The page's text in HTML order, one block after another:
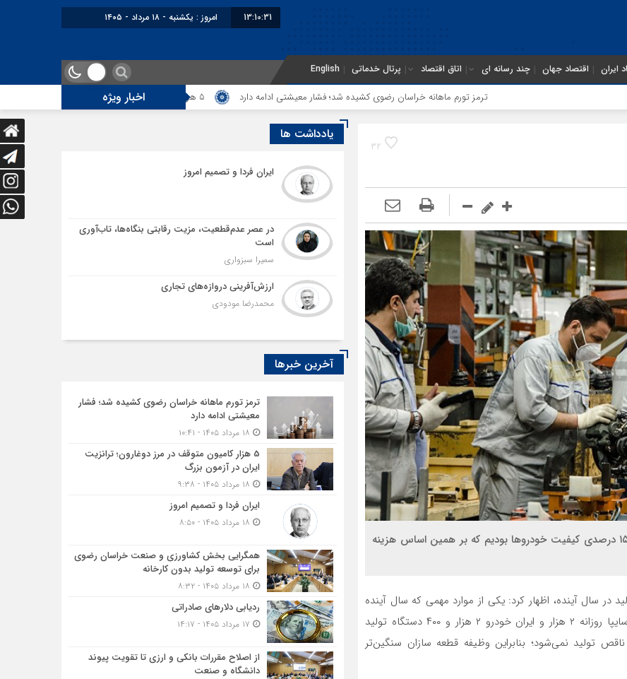
13:10:32 امروز : یکشنبه - ۱۸ مرداد - ۱۴۰۵
ایران اقتصاد جهان چند رسانه ای اتاق اقتصاد پرتال خدماتی English
اخبار ویژه ترمز تورم ماهانه خراسان رضوی کشیده شد؛ فشار معیشتی ادامه دارد 5 هزار کامیون متوقف در مرز دوغارون؛ ترانزیت ایران در آزمون بزرگ
32
دبیر انجمن قطعه سازان گفت: در سال جاری شاهد رشد ۱۵ درصدی کیفیت خودروها بودیم که بر همین اساس هزینه
سال آینده، اظهار کرد: یکی از موارد مهمی که سال آینده
با آن مواجه می‌شویم افزایش تیراژ تولید است؛ هم اکنون سایپا روزانه ۲ هزار و ایران خودرو ۲ هزار و ۴۰۰ دستگاه تولید
تولید نمی‌شود؛ بنابراین وظیفه قطعه سازان سنگین‌تر
یادداشت ها
ایران فردا و تصمیم امروز
در عصر عدم‌قطعیت، مزیت رقابتی بنگاه‌ها، تاب‌آوری
است
سمیرا سبزواری
ارزش‌آفرینی دروازه‌های تجاری
محمدرضا مودودی
آخرین خبرها
ترمز تورم ماهانه خراسان رضوی کشیده شد؛ فشار
معیشتی ادامه دارد
5 هزار کامیون متوقف در مرز دوغارون؛ ترانزیت
ایران در آزمون بزرگ
ایران فردا و تصمیم امروز
همگرایی بخش کشاورزی و صنعت خراسان رضوی
برای توسعه تولید بدون کارخانه
ردیابی دلارهای صادراتی
از اصلاح مقررات بانکی و ارزی تا تقویت پیوند
دانشگاه و صنعت